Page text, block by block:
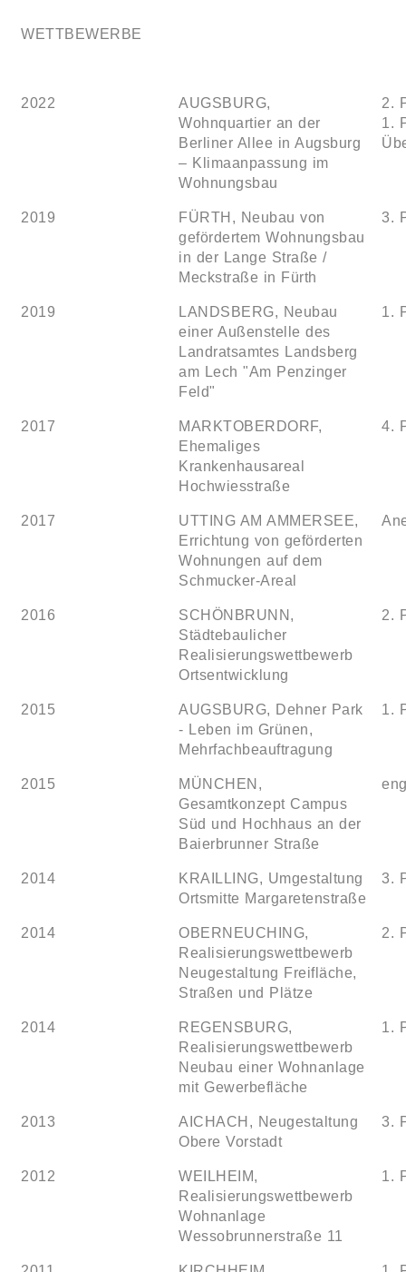
WETTBEWERBE
2022
AUGSBURG,
Wohnquartier an der
Berliner Allee in Augsburg
– Klimaanpassung im
Wohnungsbau
2.
1.
2019
FÜRTH, Neubau von
gefördertem Wohnungsbau
in der Lange Straße /
Meckstraße in Fürth
3.
2019
LANDSBERG, Neubau
einer Außenstelle des
Landratsamtes Landsberg
am Lech "Am Penzinger
Feld"
1.
2017
MARKTOBERDORF,
Ehemaliges
Krankenhausareal
Hochwiesstraße
4.
2017
UTTING AM AMMERSEE,
Errichtung von geförderten
Wohnungen auf dem
Schmucker-Areal
2016
SCHÖNBRUNN,
Städtebaulicher
Realisierungswettbewerb
Ortsentwicklung
2.
2015
AUGSBURG, Dehner Park
- Leben im Grünen,
Mehrfachbeauftragung
1.
2015
MÜNCHEN,
Gesamtkonzept Campus
Süd und Hochhaus an der
Baierbrunner Straße
2014
KRAILLING, Umgestaltung
Ortsmitte Margaretenstraße
3.
2014
OBERNEUCHING,
Realisierungswettbewerb
Neugestaltung Freifläche,
Straßen und Plätze
2.
2014
REGENSBURG,
Realisierungswettbewerb
Neubau einer Wohnanlage
mit Gewerbefläche
1.
2013
AICHACH, Neugestaltung
Obere Vorstadt
3.
2012
WEILHEIM,
Realisierungswettbewerb
Wohnanlage
Wessobrunnerstraße 11
1.